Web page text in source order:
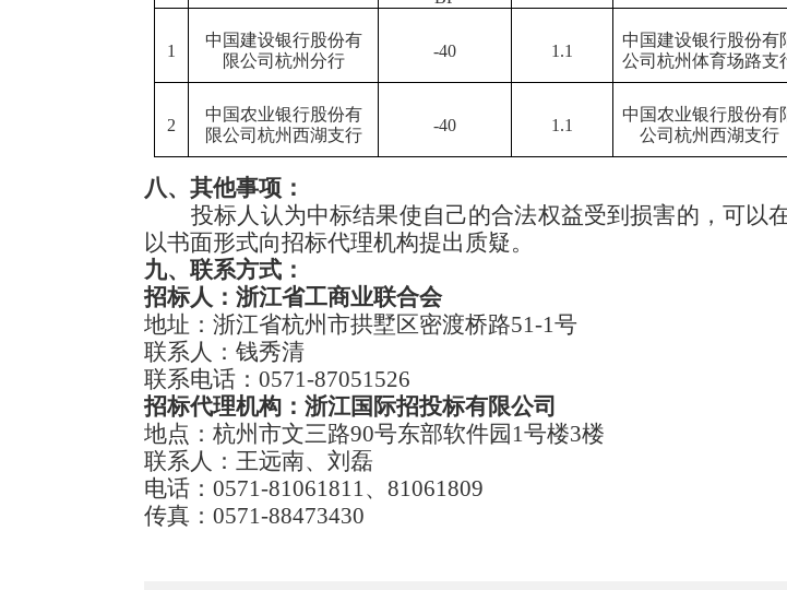
1
中国建设银行股份有
限公司杭州分行
-40 1.1
中国建设银行股份有
公司杭州体育场路支
2
中国农业银行股份有
限公司杭州西湖支行
-40 1.1
中国农业银行股份有
公司杭州西湖支行
八、 其他事项：
投标人认为中标结果使自己的合法权益受到损害的，可以
以书面形式向招标代理机构提出质疑。
九、联系方式：
招标人：浙江省工商业联合会
地址：浙江省杭州市拱墅区密渡桥路51-1号
联系人： 钱秀清
联系电话： 0571-87051526
招标代理机构：浙江国际招投标有限公司
地点：杭州市文三路90号东部软件园1号楼3楼
联系人：王远南、刘磊
电话： 0571-81061811、81061809
传真： 0571-88473430